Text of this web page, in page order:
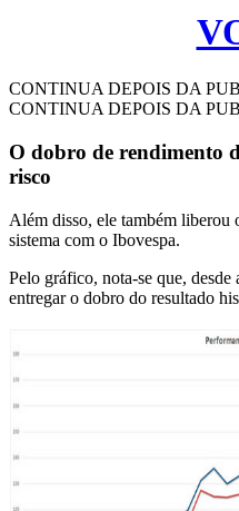
CONTINUA DEPOIS DA
CONTINUA DEPOIS DA
O dobro de rendimento
risco
Além disso, ele também liberou
sistema com o Ibovespa.
Pelo gráfico, nota-se que, desde
entregar o dobro do resultado